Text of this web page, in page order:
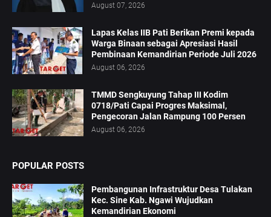
August 07, 2026
Lapas Kelas IIB Pati Berikan Premi kepada
Warga Binaan sebagai Apresiasi Hasil
Pembinaan Kemandirian Periode Juli 2026
August 06, 2026
TMMD Sengkuyung Tahap III Kodim
0718/Pati Capai Progres Maksimal,
Pengecoran Jalan Rampung 100 Persen
August 06, 2026
POPULAR POSTS
Pembangunan Infrastruktur Desa Tulakan
Kec. Sine Kab. Ngawi Wujudkan
Kemandirian Ekonomi